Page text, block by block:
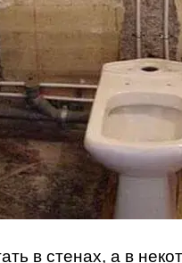
в стенах, а в